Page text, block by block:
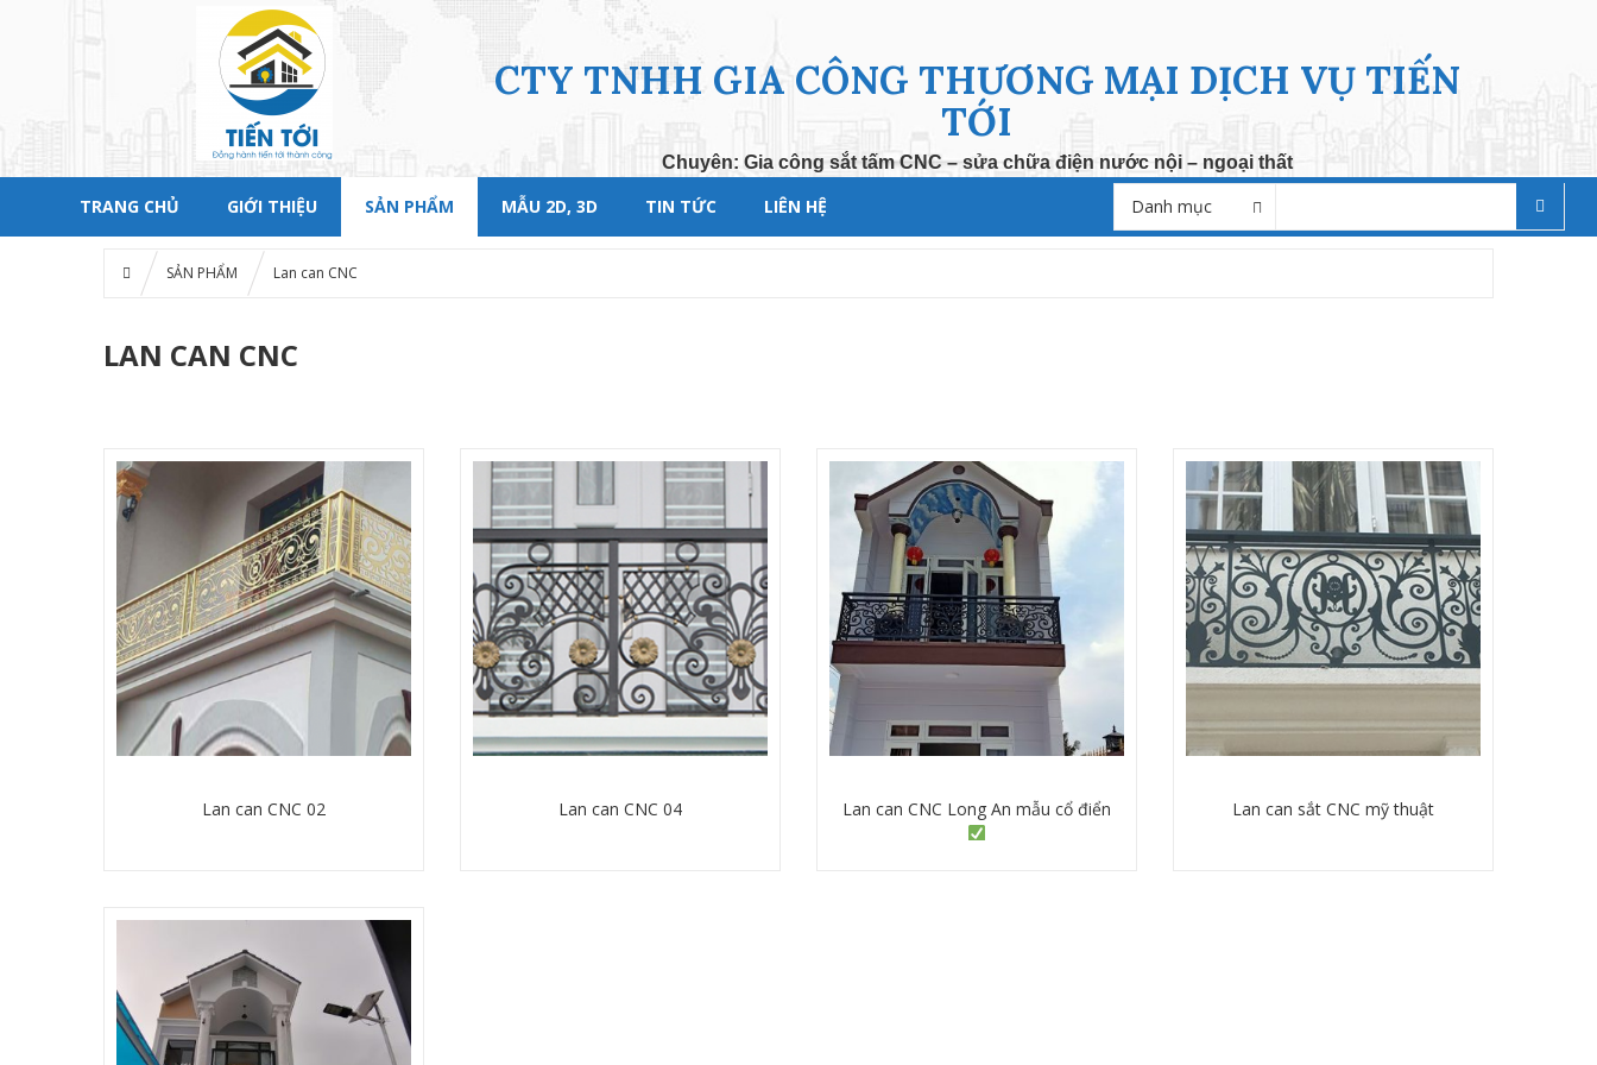
CTY TNHH GIA CÔNG THƯƠNG MẠI DỊCH VỤ TIẾN
TỚI
Chuyên: Gia công sắt tấm CNC – sửa chữa điện nước nội – ngoại thất
TRANG CHỦ GIỚI THIỆU SẢN PHẨM MẪU 2D, 3D TIN TỨC LIÊN HỆ Danh mục
SẢN PHẨM Lan can CNC
LAN CAN CNC
Lan can CNC 02 Lan can CNC 04 Lan can CNC Long An mẫu cổ điển Lan can sắt CNC mỹ thuật